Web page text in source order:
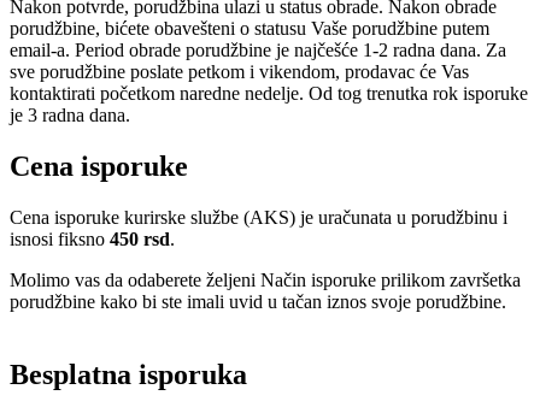
Nakon potvrde, porudžbina ulazi u status obrade. Nakon obrade
porudžbine, bićete obavešteni o statusu Vaše porudžbine putem
email-a. Period obrade porudžbine je najčešće 1-2 radna dana. Za
sve porudžbine poslate petkom i vikendom, prodavac će Vas
kontaktirati početkom naredne nedelje. Od tog trenutka rok isporuke
je 3 radna dana.
Cena isporuke
Cena isporuke kurirske službe (AKS) je uračunata u porudžbinu i
isnosi fiksno 450 rsd.
Molimo vas da odaberete željeni Način isporuke prilikom završetka
porudžbine kako bi ste imali uvid u tačan iznos svoje porudžbine.
Besplatna isporuka